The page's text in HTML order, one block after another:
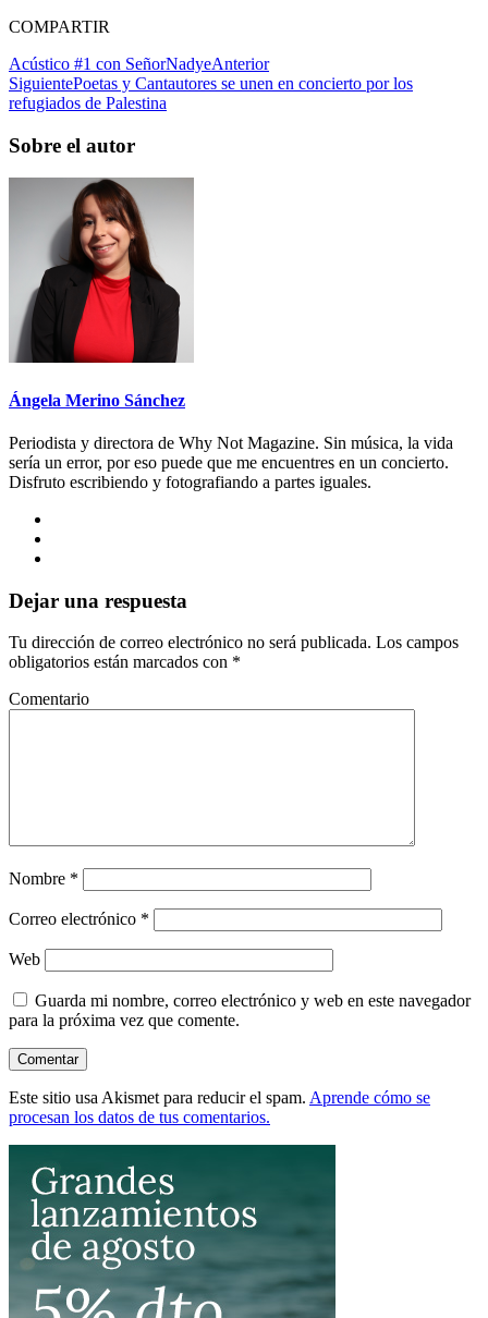
COMPARTIR
Acústico #1 con SeñorNadyeAnterior
SiguientePoetas y Cantautores se unen en concierto por los
refugiados de Palestina
Sobre el autor
Ángela Merino Sánchez
Periodista y directora de Why Not Magazine. Sin música, la vida
sería un error, por eso puede que me encuentres en un concierto.
Disfruto escribiendo y fotografiando a partes iguales.
Dejar una respuesta
Tu dirección de correo electrónico no será publicada. Los campos
obligatorios están marcados con *
Comentario
Nombre *
Correo electrónico *
Web
Guarda mi nombre, correo electrónico y web en este navegador
para la próxima vez que comente.
Este sitio usa Akismet para reducir el spam. Aprende cómo se
procesan los datos de tus comentarios.